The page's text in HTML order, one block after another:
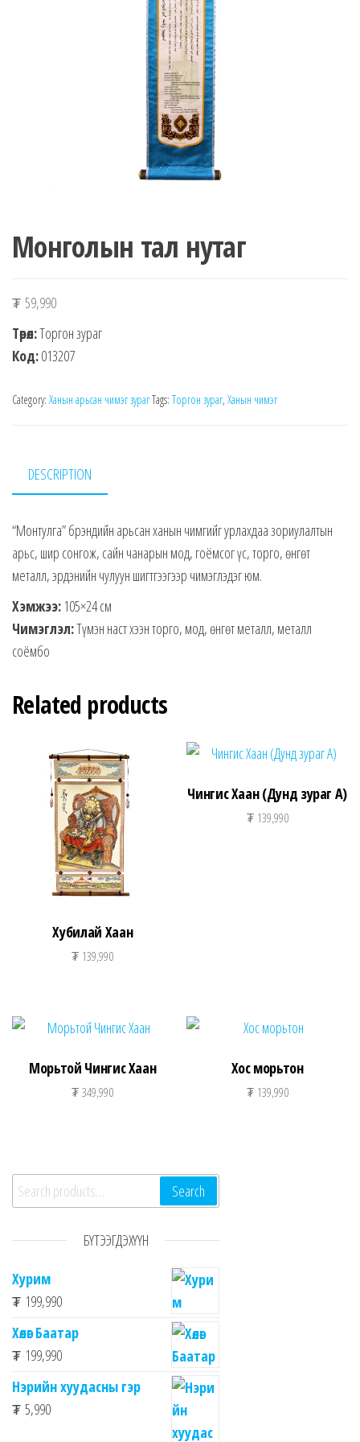
Монголын тал нутаг
₮ 59,990
Төрөл:Торгон зураг
Код:013207
Category: Ханын арьсан чимэг зурагTags: Торгон зураг, Ханын чимэг
DESCRIPTION
“Монтулга” брэндийн арьсан ханын чимгийг урлахдаа зориулалтын
арьс, шир сонгож, сайн чанарын мод, гоёмсог үс, торго, өнгөт
металл, эрдэнийн чулуун шигтгээгээр чимэглэдэг юм.
Хэмжээ: 105×24 см
Чимэглэл:Түмэн наст хээн торго, мод, өнгөт металл, металл
соёмбо
Related products
Хубилай Хаан
₮ 139,990
Чингис Хаан (Дунд зураг А)
₮139,990
Морьтой Чингис Хаан
₮349,990
Хос морьтон
₮139,990
Search for: Search
БҮТЭЭГДЭХҮҮН
Хурим
₮ 199,990
Хөлөг Баатар
₮ 199,990
Нэрийн хуудасны гэр
₮ 5,990